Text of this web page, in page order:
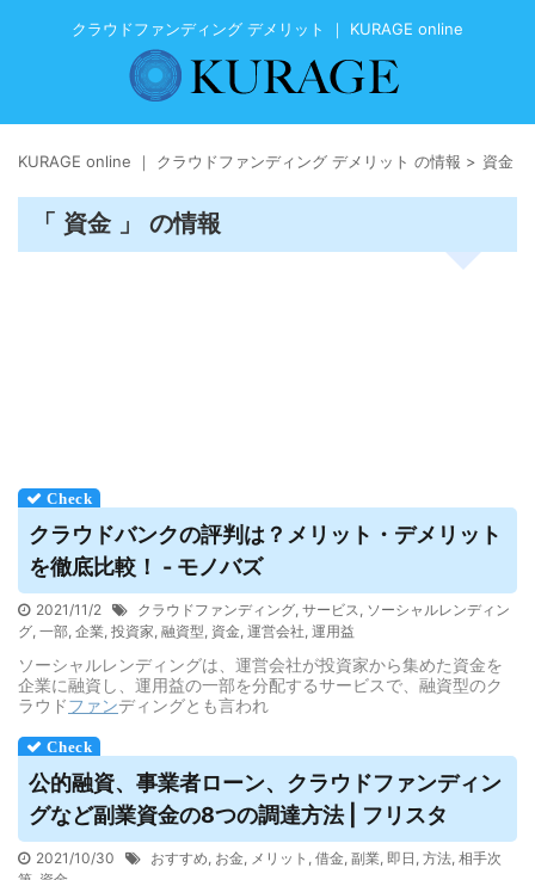
クラウドファンディング デメリット ｜ KURAGE online
KURAGE online ｜ クラウドファンディング デメリット の情報 > 資金
「 資金 」 の情報
クラウドバンクの評判は？メリット・ デメリット
を徹底比較！ - モノバズ
2021/11/2 クラウドファンディング, サービス, ソーシャルレンディン
グ, 一部, 企業, 投資家, 融資型, 資金, 運営会社, 運用益
ソーシャルレンディングは、運営会社が投資家から集めた資金を
企業に融資し、運用益の一部を分配するサービスで、融資型のク
ラウドファンディングとも言われ
公的融資、事業者ローン、 クラウドファンディン
グなど副業資金の8つの調達方法 | フリスタ
2021/10/30 おすすめ, お金, メリット , 借金, 副業, 即日 , 方法, 相手次